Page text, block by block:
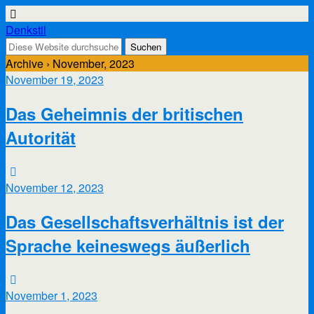
Denkstil
Archive › November, 2023
November 19, 2023
Das Geheimnis der britischen
Autorität
November 12, 2023
Das Gesellschaftsverhältnis ist der
Sprache keineswegs äußerlich
November 1, 2023